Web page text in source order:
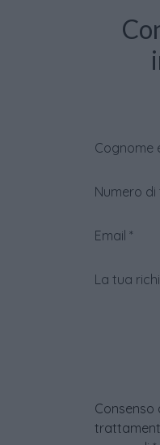
Cognome
Numero
Email *
La tua
Consenso